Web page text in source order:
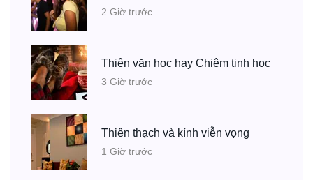
2 Giờ trước
Thiên văn học hay Chiêm tinh học
3 Giờ trước
Thiên thạch và kính viễn vọng
1 Giờ trước